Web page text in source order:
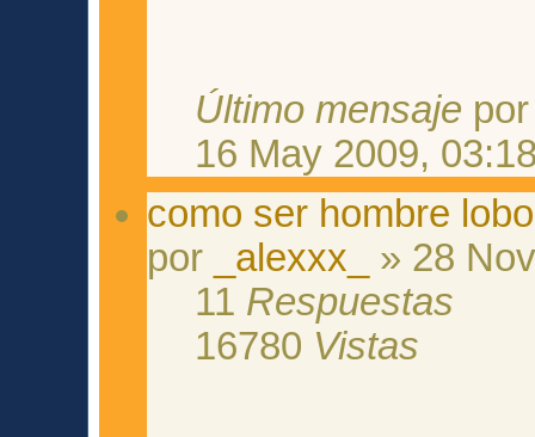
Último mensaje
16 May 2009,
como ser hombre
por
_alexxx_
» 28
11 Respuestas
16780 Vistas